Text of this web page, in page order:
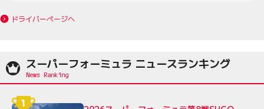
ドライバーページへ
スーパーフォーミュラ ニュースランキング